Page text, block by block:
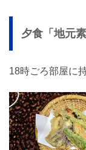
夕食「地元
18時ごろ部屋に